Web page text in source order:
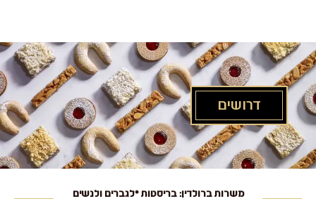
דרושים
משרות ברולדין: בריסטות *לגברים ולנשים